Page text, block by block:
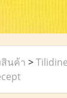
สินค้า >